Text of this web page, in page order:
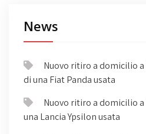
News
Nuovo ritiro a domicilio
di una Fiat Panda usata
Nuovo ritiro a domicilio a
una Lancia Ypsilon usata